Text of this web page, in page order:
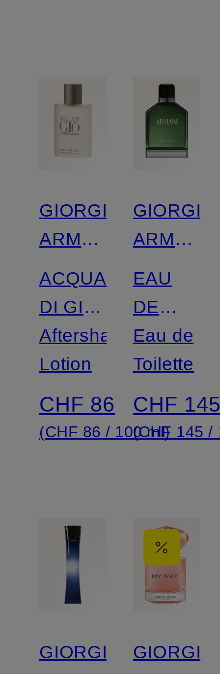
GIORGIO
ARMANI
BEAUTY
ACQUA
DI GIÒ
POUR
HOMME
Aftershave
Lotion
CHF 86
(CHF 86 / 100 ml)
GIORGIO
ARMANI
BEAUTY
EAU
DE
CÈDRE
Eau de
Toilette
CHF
(CHF 145 /
GIORGIO
GIORGIO